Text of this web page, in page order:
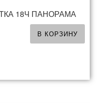
18Ч ПАНОРАМА
В КОРЗИНУ